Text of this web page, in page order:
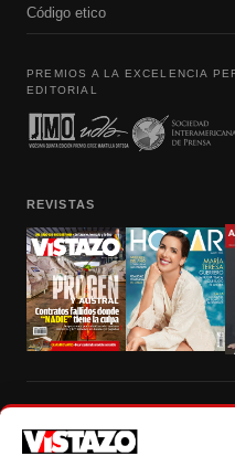
Código etico
PREMIOS A LA EXCELENCIA
EDITORIAL
REVISTAS
autorización escrita de su titular, de